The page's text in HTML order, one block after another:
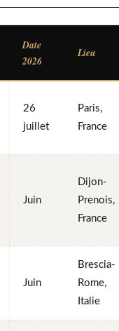
Date
2026
Lieu
26
juillet
Paris,
France
Juin
Dijon-
Prenois,
France
Juin
Brescia-
Rome,
Italie